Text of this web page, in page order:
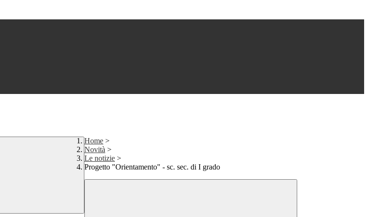
Home >
Novità >
Le notizie >
Progetto "Orientamento" - sc. sec. di I grado